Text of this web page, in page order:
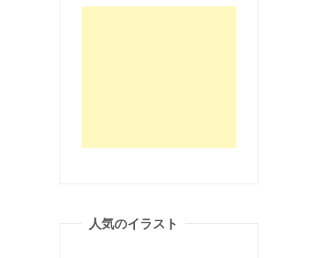
人気のイラスト